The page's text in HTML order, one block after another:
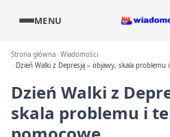
MENU
Strona główna Wiadomości
Dzień Walki z Depresją – objawy, skala
Dzień Walki z
skala problemu i